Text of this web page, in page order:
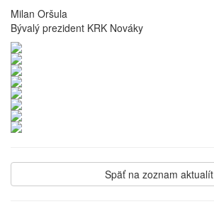
Milan Oršula
Bývalý prezident KRK Nováky
Späť na zoznam aktualít